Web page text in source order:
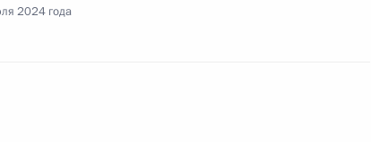
по вопросам социально-экономического
2024 года